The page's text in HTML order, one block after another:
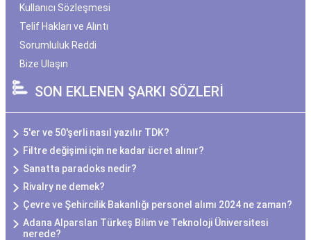
Kullanıcı Sözleşmesi
Telif Hakları ve Alıntı
Sorumluluk Reddi
Bize Ulaşın
SON EKLENEN ŞARKI SÖZLERİ
5'er ve 50'şerli nasıl yazılır TDK?
Filtre değişimi için ne kadar ücret alınır?
Sanatta paradoks nedir?
Rivalry ne demek?
Çevre ve Şehircilik Bakanlığı personel alımı 2024 ne zaman?
Adana Alparslan Türkeş Bilim ve Teknoloji Üniversitesi
nerede?